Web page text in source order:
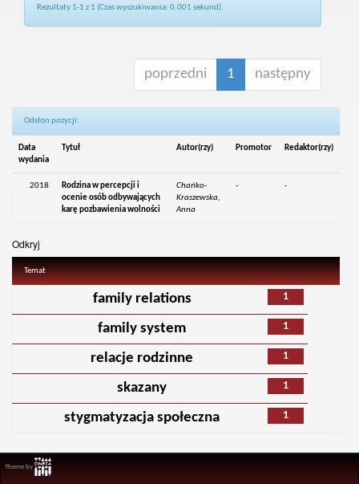
Rezultaty 1-1 z 1 (Czas wyszukiwania: 0.001 sekund).
poprzedni 1 następny
Odsłon pozycji:
Data
wydania
Tytuł Autor(rzy) Promotor Redaktor(rzy)
2018
Rodzina w percepcji i
ocenie osób odbywających
karę pozbawienia wolności
Chańko-
Kraszewska,
Anna
- -
Odkryj
Temat
1
family relations
1
family system
1
relacje rodzinne
1
skazany
1
stygmatyzacja społeczna
Theme by